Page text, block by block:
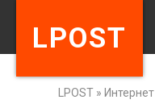
LPOST
LPOST » Интернет